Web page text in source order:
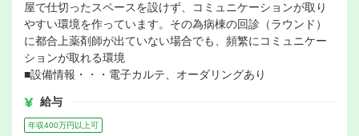
屋で仕切ったスペースを設けず、コミュニケーションが取り
やすい環境を作っています。その為病棟の回診（ラウンド）
に都合上薬剤師が出ていない場合でも、頻繁にコミュニケー
ションが取れる環境
■設備情報・・・電子カルテ、オーダリングあり
給与
年収400万円以上可